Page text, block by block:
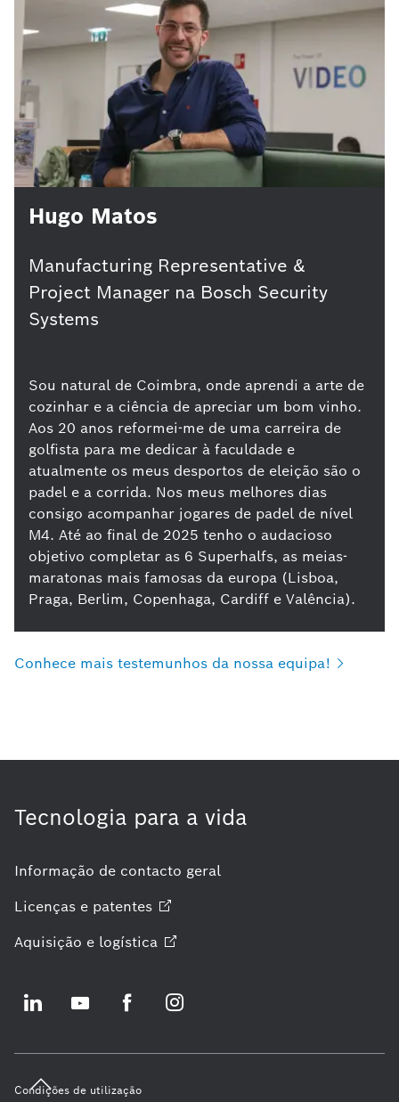
Hugo Matos
Manufacturing Representative &
Project Manager na Bosch Security
Systems
Sou natural de Coimbra, onde aprendi a arte de
cozinhar e a ciência de apreciar um bom vinho.
Aos 20 anos reformei-me de uma carreira de
golfista para me dedicar à faculdade e
atualmente os meus desportos de eleição são o
padel e a corrida. Nos meus melhores dias
consigo acompanhar jogares de padel de nível
M4. Até ao final de 2025 tenho o audacioso
objetivo completar as 6 Superhalfs, as meias-
maratonas mais famosas da europa (Lisboa,
Praga, Berlim, Copenhaga, Cardiff e Valência).
Conhece mais testemunhos da nossa equipa!
Tecnologia para a vida
Informação de contacto geral
Licenças e patentes
Aquisição e logística
Condições de utilização